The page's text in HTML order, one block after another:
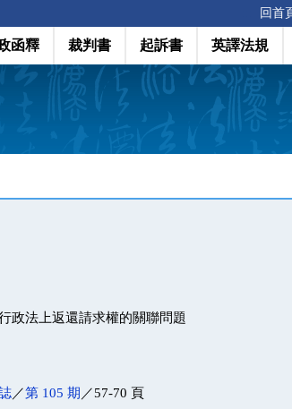
回首
函釋 裁判書 起訴書 英譯法規
政法上返還請求權的關聯問題
／第 105 期 ／57-70 頁